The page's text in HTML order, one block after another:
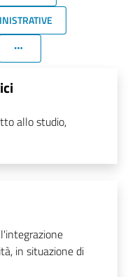
allo studio,
in situazione di